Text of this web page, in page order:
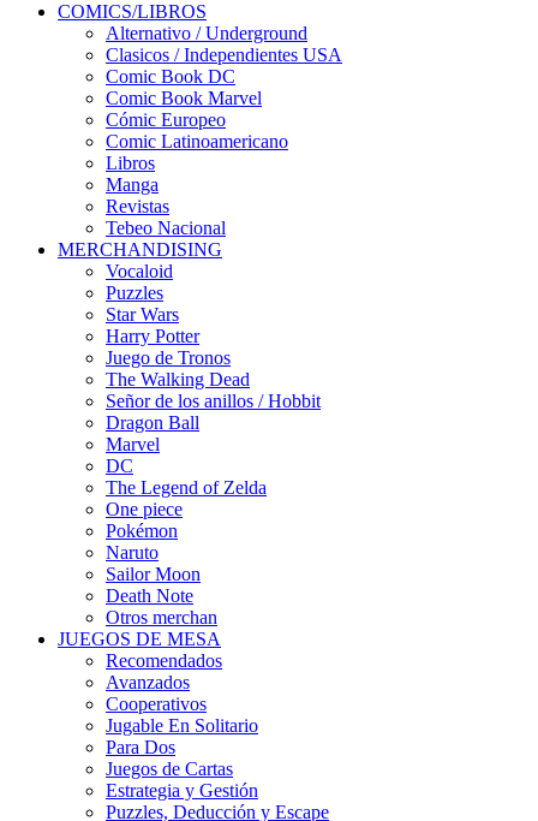
COMICS/LIBROS
Alternativo / Underground
Clasicos / Independientes USA
Comic Book DC
Comic Book Marvel
Cómic Europeo
Comic Latinoamericano
Libros
Manga
Revistas
Tebeo Nacional
MERCHANDISING
Vocaloid
Puzzles
Star Wars
Harry Potter
Juego de Tronos
The Walking Dead
Señor de los anillos / Hobbit
Dragon Ball
Marvel
DC
The Legend of Zelda
One piece
Pokémon
Naruto
Sailor Moon
Death Note
Otros merchan
JUEGOS DE MESA
Recomendados
Avanzados
Cooperativos
Jugable En Solitario
Para Dos
Juegos de Cartas
Estrategia y Gestión
Puzzles, Deducción y Escape